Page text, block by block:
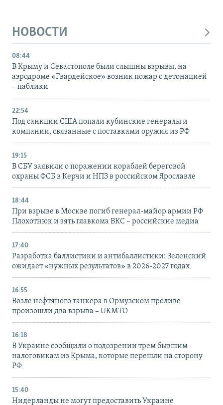
НОВОСТИ
08:44
В Крыму и Севастополе были слышны взрывы, на
аэродроме «Гвардейское» возник пожар с детонацией
– паблики
22:54
Под санкции США попали кубинские генералы и
компании, связанные с поставками оружия из РФ
19:15
В СБУ заявили о поражении кораблей береговой
охраны ФСБ в Керчи и НПЗ в российском Ярославле
18:44
При взрыве в Москве погиб генерал-майор армии РФ
Плохотнюк и зять главкома ВКС – российские медиа
17:40
Разработка баллистики и антибаллистики: Зеленский
ожидает «нужных результатов» в 2026-2027 годах
16:55
Возле нефтяного танкера в Ормузском проливе
произошли два взрыва – UKMTO
16:18
В Украине сообщили о подозрении трем бывшим
налоговикам из Крыма, которые перешли на сторону
РФ
15:40
Нидерланды не могут предоставить Украине